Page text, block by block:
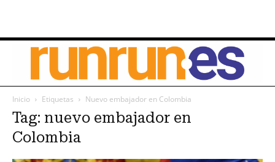
Inicio Etiquetas Nuevo embajador en Colombia
Tag: nuevo embajador en
Colombia